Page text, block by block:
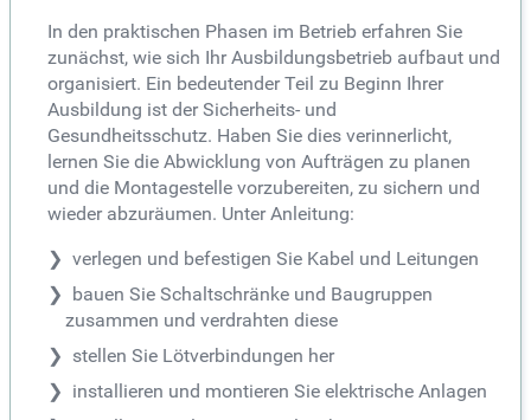
In den praktischen Phasen im Betrieb erfahren Sie
zunächst, wie sich Ihr Ausbildungsbetrieb aufbaut und
organisiert. Ein bedeutender Teil zu Beginn Ihrer
Ausbildung ist der Sicherheits- und
Gesundheitsschutz. Haben Sie dies verinnerlicht,
lernen Sie die Abwicklung von Aufträgen zu planen
und die Montagestelle vorzubereiten, zu sichern und
wieder abzuräumen. Unter Anleitung:
verlegen und befestigen Sie Kabel und Leitungen
bauen Sie Schaltschränke und Baugruppen
zusammen und verdrahten diese
stellen Sie Lötverbindungen her
installieren und montieren Sie elektrische Anlagen